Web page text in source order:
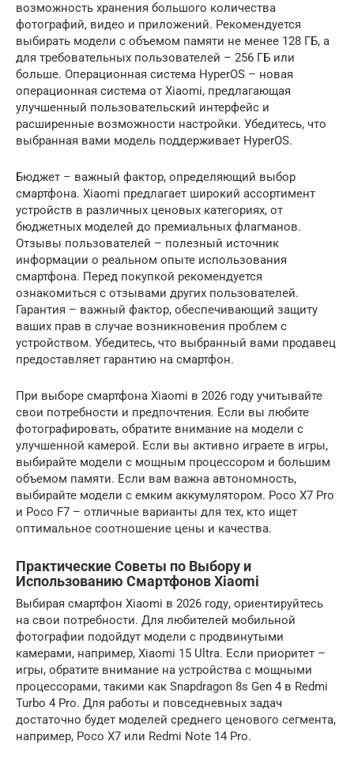
возможность хранения большого количества
фотографий, видео и приложений. Рекомендуется
выбирать модели с объемом памяти не менее 128 ГБ, а
для требовательных пользователей – 256 ГБ или
больше. Операционная система HyperOS – новая
операционная система от Xiaomi, предлагающая
улучшенный пользовательский интерфейс и
расширенные возможности настройки. Убедитесь, что
выбранная вами модель поддерживает HyperOS.
Бюджет – важный фактор, определяющий выбор
смартфона. Xiaomi предлагает широкий ассортимент
устройств в различных ценовых категориях, от
бюджетных моделей до премиальных флагманов.
Отзывы пользователей – полезный источник
информации о реальном опыте использования
смартфона. Перед покупкой рекомендуется
ознакомиться с отзывами других пользователей.
Гарантия – важный фактор, обеспечивающий защиту
ваших прав в случае возникновения проблем с
устройством. Убедитесь, что выбранный вами продавец
предоставляет гарантию на смартфон.
При выборе смартфона Xiaomi в 2026 году учитывайте
свои потребности и предпочтения. Если вы любите
фотографировать, обратите внимание на модели с
улучшенной камерой. Если вы активно играете в игры,
выбирайте модели с мощным процессором и большим
объемом памяти. Если вам важна автономность,
выбирайте модели с емким аккумулятором. Poco X7 Pro
и Poco F7 – отличные варианты для тех, кто ищет
оптимальное соотношение цены и качества.
Практические Советы по Выбору и
Использованию Смартфонов Xiaomi
Выбирая смартфон Xiaomi в 2026 году, ориентируйтесь
на свои потребности. Для любителей мобильной
фотографии подойдут модели с продвинутыми
камерами, например, Xiaomi 15 Ultra. Если приоритет –
игры, обратите внимание на устройства с мощными
процессорами, такими как Snapdragon 8s Gen 4 в Redmi
Turbo 4 Pro. Для работы и повседневных задач
достаточно будет моделей среднего ценового сегмента,
например, Poco X7 или Redmi Note 14 Pro.